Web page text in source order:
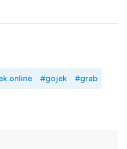
online #gojek #grab